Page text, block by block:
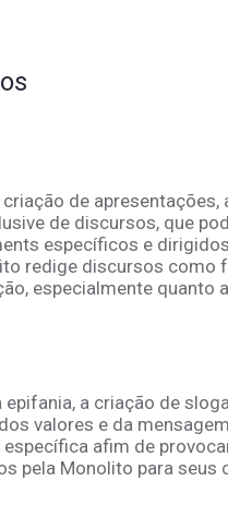
de
de discursos, que
específicos e
redige discursos como
especialmente quanto
a criação de
valores e da
afim de
pela Monolito para seus